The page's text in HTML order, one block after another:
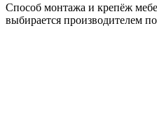
Способ монтажа и крепёж
выбирается производителем